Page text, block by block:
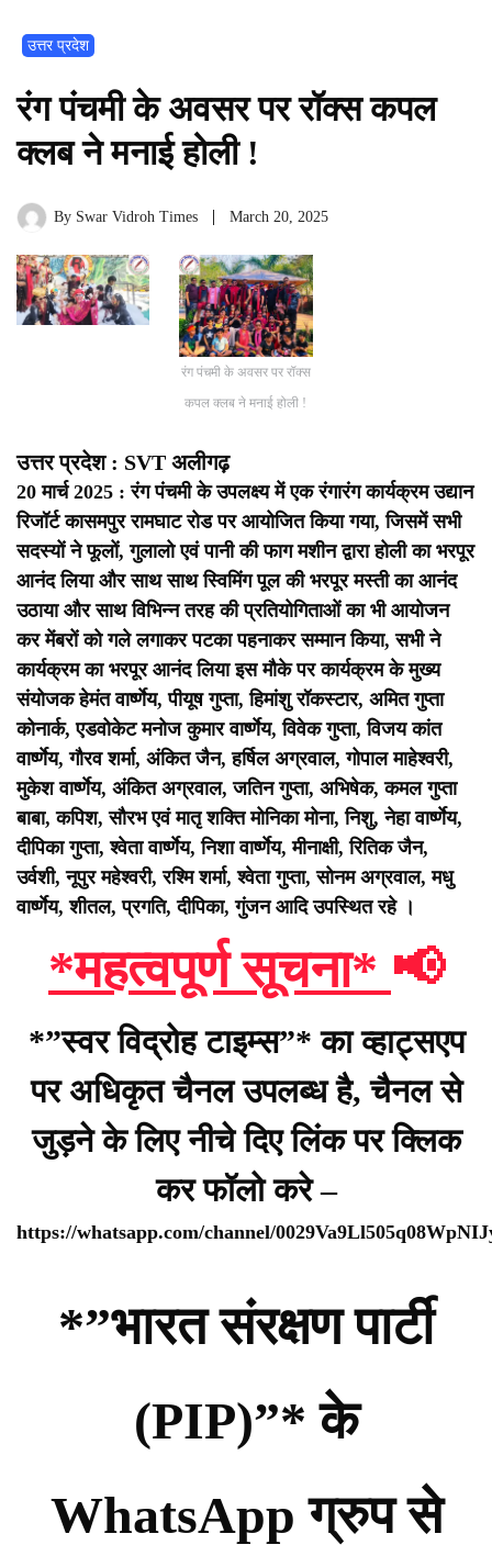
उत्तर प्रदेश
रंग पंचमी के अवसर पर रॉक्स कपल
क्लब ने मनाई होली !
By Swar Vidroh Times March 20, 2025
रंग पंचमी के अवसर पर रॉक्स
कपल क्लब ने मनाई होली !
उत्तर प्रदेश : SVT अलीगढ़
20 मार्च 2025 : रंग पंचमी के उपलक्ष्य में एक रंगारंग कार्यक्रम उद्यान
रिजॉर्ट कासमपुर रामघाट रोड पर आयोजित किया गया, जिसमें सभी
सदस्यों ने फूलों, गुलालो एवं पानी की फाग मशीन द्वारा होली का भरपूर
आनंद लिया और साथ साथ स्विमिंग पूल की भरपूर मस्ती का आनंद
उठाया और साथ विभिन्न तरह की प्रतियोगिताओं का भी आयोजन
कर मेंबरों को गले लगाकर पटका पहनाकर सम्मान किया, सभी ने
कार्यक्रम का भरपूर आनंद लिया इस मौके पर कार्यक्रम के मुख्य
संयोजक हेमंत वार्ष्णेय, पीयूष गुप्ता, हिमांशु रॉकस्टार, अमित गुप्ता
कोनार्क, एडवोकेट मनोज कुमार वार्ष्णेय, विवेक गुप्ता, विजय कांत
वार्ष्णेय, गौरव शर्मा, अंकित जैन, हर्षिल अग्रवाल, गोपाल माहेश्वरी,
मुकेश वार्ष्णेय, अंकित अग्रवाल, जतिन गुप्ता, अभिषेक, कमल गुप्ता
बाबा, कपिश, सौरभ एवं मातृ शक्ति मोनिका मोना, निशु, नेहा वार्ष्णेय,
दीपिका गुप्ता, श्वेता वार्ष्णेय, निशा वार्ष्णेय, मीनाक्षी, रितिक जैन,
उर्वशी, नूपुर महेश्वरी, रश्मि शर्मा, श्वेता गुप्ता, सोनम अग्रवाल, मधु
वार्ष्णेय, शीतल, प्रगति, दीपिका, गुंजन आदि उपस्थित रहे ।
*महत्वपूर्ण सूचना* 📢
*”स्वर विद्रोह टाइम्स”* का व्हाट्सएप
पर अधिकृत चैनल उपलब्ध है, चैनल से
जुड़ने के लिए नीचे दिए लिंक पर क्लिक
कर फॉलो करे –
https://whatsapp.com/channel/
*”भारत संरक्षण पार्टी
(PIP)”* के
WhatsApp ग्रुप से